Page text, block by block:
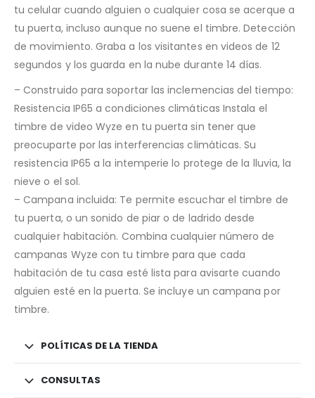
tu celular cuando alguien o cualquier cosa se acerque a
tu puerta, incluso aunque no suene el timbre. Detección
de movimiento. Graba a los visitantes en videos de 12
segundos y los guarda en la nube durante 14 días.
– Construido para soportar las inclemencias del tiempo:
Resistencia IP65 a condiciones climáticas Instala el
timbre de video Wyze en tu puerta sin tener que
preocuparte por las interferencias climáticas. Su
resistencia IP65 a la intemperie lo protege de la lluvia, la
nieve o el sol.
– Campana incluida: Te permite escuchar el timbre de
tu puerta, o un sonido de piar o de ladrido desde
cualquier habitación. Combina cualquier número de
campanas Wyze con tu timbre para que cada
habitación de tu casa esté lista para avisarte cuando
alguien esté en la puerta. Se incluye un campana por
timbre.
POLÍTICAS DE LA TIENDA
CONSULTAS